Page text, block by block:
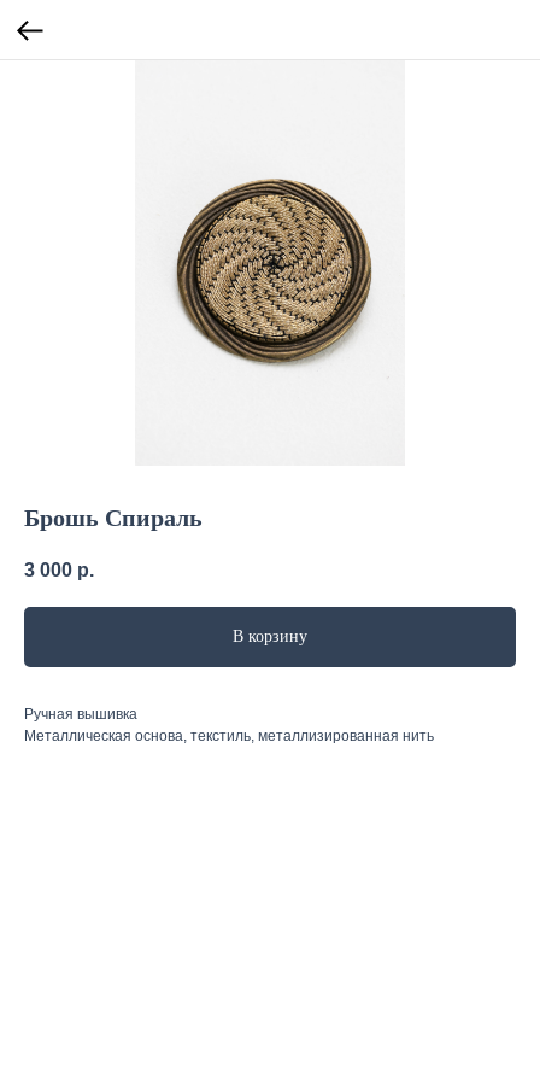
Брошь Спираль
3 000 р.
В корзину
Ручная вышивка
Металлическая основа, текстиль, металлизированная нить